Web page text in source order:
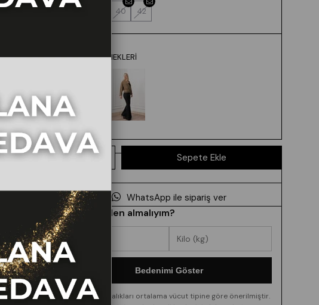
40 42
RENK SEÇENEKLERI
WhatsApp ile sipariş ver
Hangi beden almalıyım?
Bedenimi Göster
Boy ve kilo aralıkları ortalama vücut tipine göre önerilmiştir.